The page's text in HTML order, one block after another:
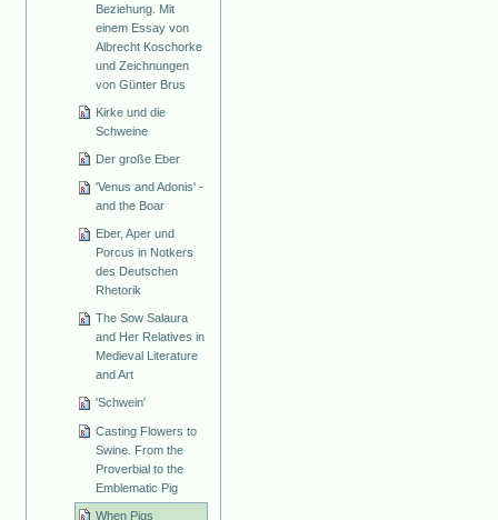
Beziehung. Mit
einem Essay von
Albrecht Koschorke
und Zeichnungen
von Günter Brus
Kirke und die
Schweine
Der große Eber
'Venus and Adonis' -
and the Boar
Eber, Aper und
Porcus in Notkers
des Deutschen
Rhetorik
The Sow Salaura
and Her Relatives in
Medieval Literature
and Art
'Schwein'
Casting Flowers to
Swine. From the
Proverbial to the
Emblematic Pig
When Pigs